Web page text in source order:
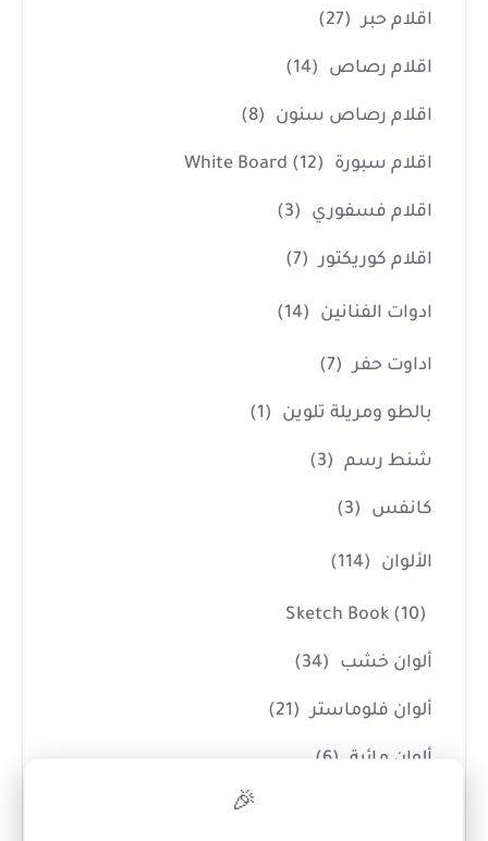
اقلام حبر (27)
اقلام رصاص (14)
اقلام رصاص سنون (8)
اقلام سبورة White Board (12)
اقلام فسفوري (3)
اقلام كوريكتور (7)
ادوات الفنانين (14)
اداوت حفر (7)
بالطو ومريلة تلوين (1)
شنط رسم (3)
كانفس (3)
الألوان (114)
Sketch Book (10)
ألوان خشب (34)
ألوان فلوماستر (21)
ألوان مائية (6)
🎉